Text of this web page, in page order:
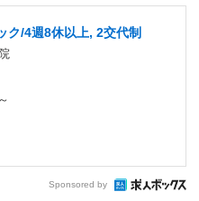
ク/4週8休以上, 2交代制
Sponsored by